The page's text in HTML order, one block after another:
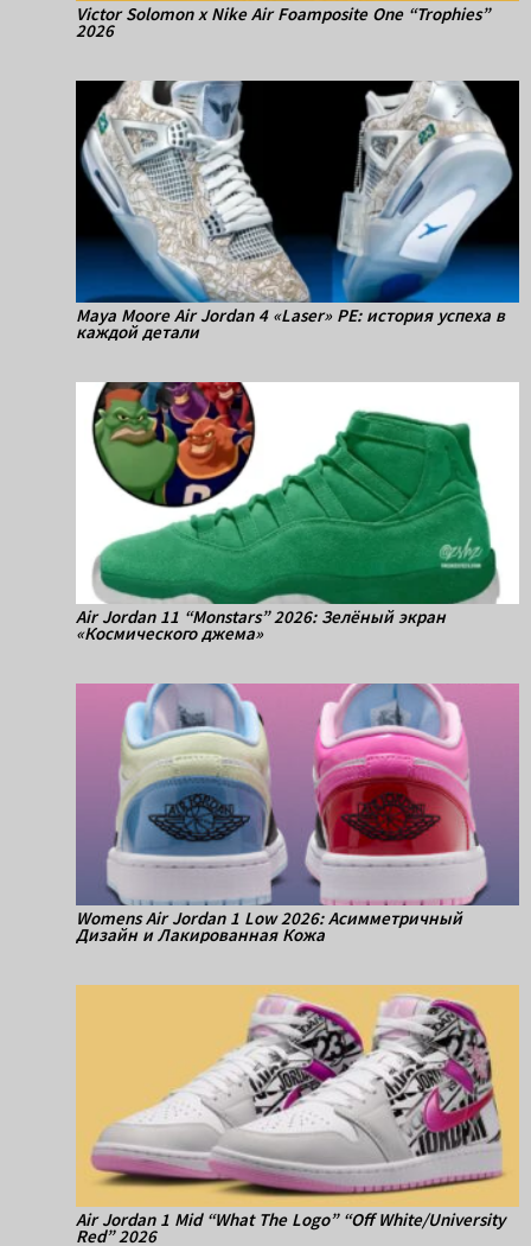
Victor Solomon x Nike Air Foamposite One “Trophies”
2026
Maya Moore Air Jordan 4 «Laser» PE: история успеха в
каждой детали
Air Jordan 11 “Monstars” 2026: Зелёный экран
«Космического джема»
Womens Air Jordan 1 Low 2026: Асимметричный
Дизайн и Лакированная Кожа
Air Jordan 1 Mid “What The Logo” “Off White/University
Red” 2026